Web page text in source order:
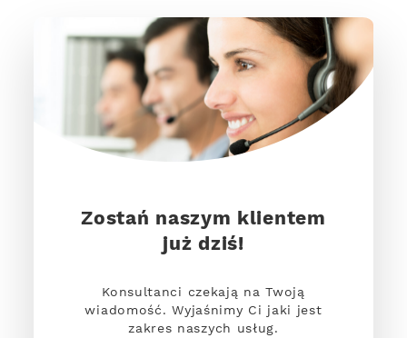
Zostań naszym klientem
już dziś!
Konsultanci czekają na Twoją
wiadomość. Wyjaśnimy Ci jaki jest
zakres naszych usług.